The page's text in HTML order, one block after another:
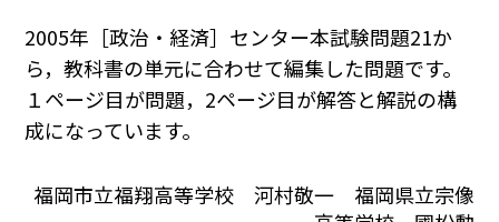
2005年［政治・経済］センター本試験問題21か
ら，教科書の単元に合わせて編集した問題です。
１ページ目が問題，2ページ目が解答と解説の構
成になっています。
福岡市立福翔高等学校 河村敬一 福岡県立宗像